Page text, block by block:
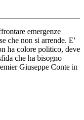
emergenze
che non si arrende. E'
ha colore politico, deve
che ha bisogno
Giuseppe Conte in